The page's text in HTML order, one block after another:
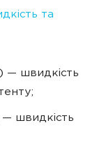
та
— швидкість
швидкість